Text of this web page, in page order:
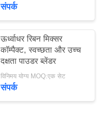
संपर्क
ऊर्ध्वाधर रिबन मिक्सर ️
कॉम्पैक्ट, स्वच्छता और उच्च
दक्षता पाउडर ब्लेंडर
विनिमय योग्य MOQ:एक सेट
संपर्क